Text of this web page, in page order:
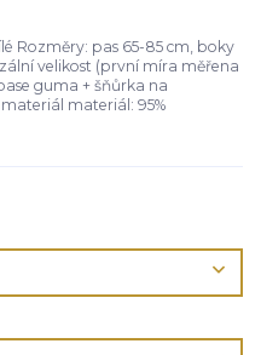
Rozměry: pas 65-85 cm, boky
velikost (první míra měřena
guma + šňůrka na
materiál: 95%